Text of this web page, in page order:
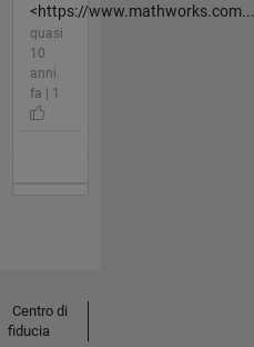
<https://www.mathworks.com...
quasi
10
anni
fa | 1
Centro di
fiducia